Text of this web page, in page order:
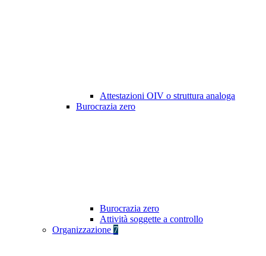
Attestazioni OIV o struttura analoga
Burocrazia zero
Burocrazia zero
Attività soggette a controllo
Organizzazione 7